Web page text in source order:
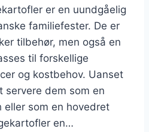
er en uundgåelig
familiefester. De er
tilbehør, men også en
til forskellige
og kostbehov. Uanset
dem som en
eller som en hovedret
en…